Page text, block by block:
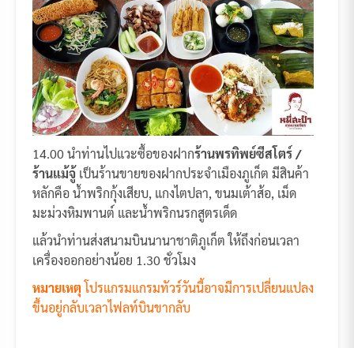
14.00 นำท่านไปแวะซื้อของฝากร้านพรทิพย์ซีสโตร์ /
ร้านแม้จู้ เป็นร้านขายของฝากประจำเมืองภูเก็ต มีสินค้า
หลักคือ น้ำพริกกุ้งเสียบ, แกงไตปลา, ขนมเต้าส้อ, เม็ด
มะม่วงหิมพานต์ และน้ำพริกนรกสูตรเด็ด
แล้วนำท่านส่งสนามบินนานาชาติภูเก็ต ให้ถึงก่อนเวลา
เครื่องออกอย่างน้อย 1.30 ชั่วโมง
หมายเหตุโปรแกรมแกรมทัวร์วันนี้อาจมีการเปลี่ยนแปลง
ขึ้นอยู่กลับเวลาไฟลท์บินขากลับ